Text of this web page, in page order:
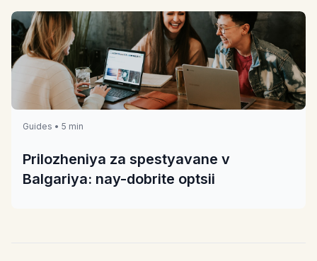
Guides • 5 min
Prilozheniya za spestyavane v
Balgariya: nay-dobrite optsii